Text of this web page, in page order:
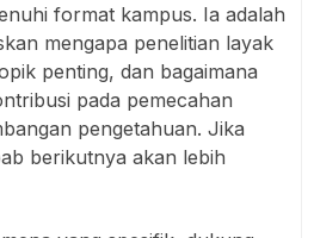
format kampus. Ia adalah
mengapa penelitian layak
penting, dan bagaimana
pada pemecahan
pengetahuan. Jika
berikutnya akan lebih